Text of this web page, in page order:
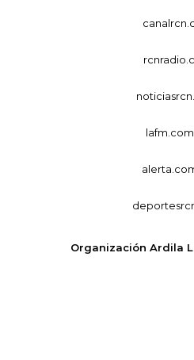
Organización Ardila